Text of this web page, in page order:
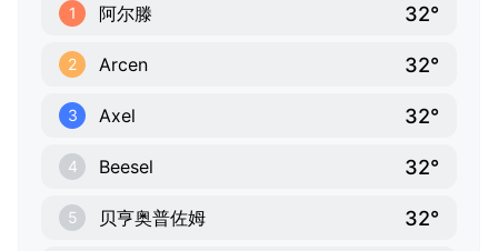
1 阿尔滕 32°
2 Arcen 32°
3 Axel 32°
4 Beesel 32°
5 贝亨奥普佐姆 32°